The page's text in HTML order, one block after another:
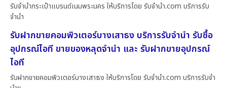
รับจำนำกระเป๋าแบรนด์เนมพระนคร ให้บริการโดย รับจํานํา.com บริการรับ
จำนำ
รับฝากขายคอมพิวเตอร์บางเสาธง บริการรับจำนำ รับซื้อ
อุปกรณ์ไอที ขายของหลุดจำนำ และ รับฝากขายอุปกรณ์
ไอที
รับฝากขายคอมพิวเตอร์บางเสาธง ให้บริการโดย รับจํานํา.com บริการรับจำ